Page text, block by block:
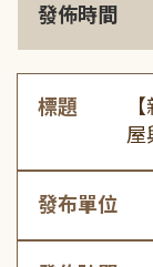
發佈時間
標題
屋
發布單位